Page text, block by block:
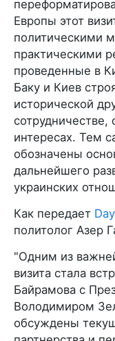
Европы этот
политическими
практическими
проведенные в
Баку и Киев
исторической
интересах. Тем
обозначены
дальнейшего
украинских
Как передает
политолог Азер
"Одним из
визита стала
Байрамова с
Володимиром
обсуждены